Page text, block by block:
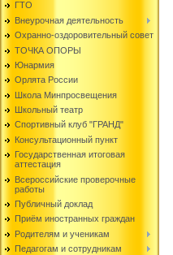
ГТО
Внеурочная деятельность
Охранно-оздоровительный совет
ТОЧКА ОПОРЫ
Юнармия
Орлята России
Школа Минпросвещения
Школьный театр
Спортивный клуб "ГРАНД"
Консультационный пункт
Государственная итоговая
аттестация
Всероссийские проверочные
работы
Публичный доклад
Приём иностранных граждан
Родителям и ученикам
Педагогам и сотрудникам